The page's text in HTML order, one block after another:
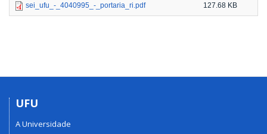
sei_ufu_-_4040995_-_portaria_ri.pdf 127.68 KB
UFU
A Universidade